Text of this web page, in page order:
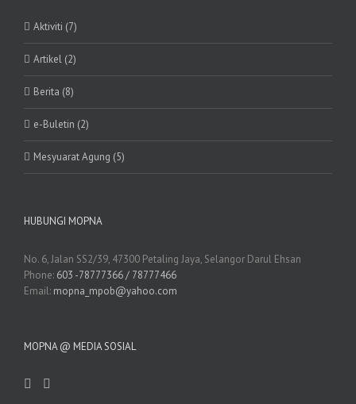
Aktiviti (7)
Artikel (2)
Berita (8)
e-Buletin (2)
Mesyuarat Agung (5)
HUBUNGI MOPNA
No. 6, Jalan SS2/39, 47300 Petaling Jaya, Selangor Darul Ehsan
Phone: 603 -78777366 / 78777466
Email: mopna_mpob@yahoo.com
MOPNA @ MEDIA SOSIAL